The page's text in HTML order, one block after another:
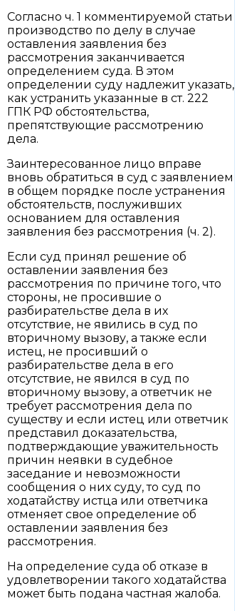
Согласно ч. 1 комментируемой статьи
производство по делу в случае
оставления заявления без
рассмотрения заканчивается
определением суда. В этом
определении суду надлежит указать,
как устранить указанные в ст. 222
ГПК РФ обстоятельства,
препятствующие рассмотрению
дела.
Заинтересованное лицо вправе
вновь обратиться в суд с заявлением
в общем порядке после устранения
обстоятельств, послуживших
основанием для оставления
заявления без рассмотрения (ч. 2).
Если суд принял решение об
оставлении заявления без
рассмотрения по причине того, что
стороны, не просившие о
разбирательстве дела в их
отсутствие, не явились в суд по
вторичному вызову, а также если
истец, не просивший о
разбирательстве дела в его
отсутствие, не явился в суд по
вторичному вызову, а ответчик не
требует рассмотрения дела по
существу и если истец или ответчик
представил доказательства,
подтверждающие уважительность
причин неявки в судебное
заседание и невозможности
сообщения о них суду, то суд по
ходатайству истца или ответчика
отменяет свое определение об
оставлении заявления без
рассмотрения.
На определение суда об отказе в
удовлетворении такого ходатайства
может быть подана частная жалоба.